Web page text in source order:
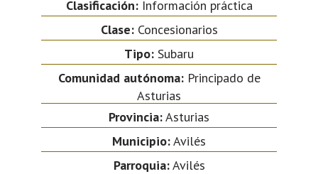
Clasificación:Información práctica
Clase:Concesionarios
Tipo: Subaru
Comunidad autónoma:Principado de
Asturias
Provincia:Asturias
Municipio:Avilés
Parroquia:Avilés